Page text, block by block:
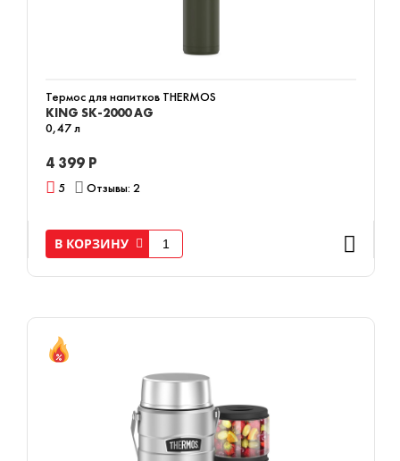
Термос для напитков THERMOS
KING SK-2000 AG
0,47 л
4 399 Р
5 Отзывы: 2
В КОРЗИНУ